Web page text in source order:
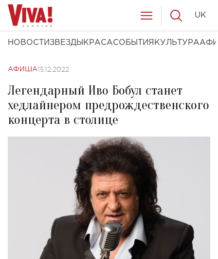
НОВОСТИ ЗВЕЗДЫ КРАСАСОБЫТИЯ КУЛЬТУРА
UK
АФИША15.12.2022
Легендарный Иво Бобул станет
хедлайнером предрождественского
концерта в столице